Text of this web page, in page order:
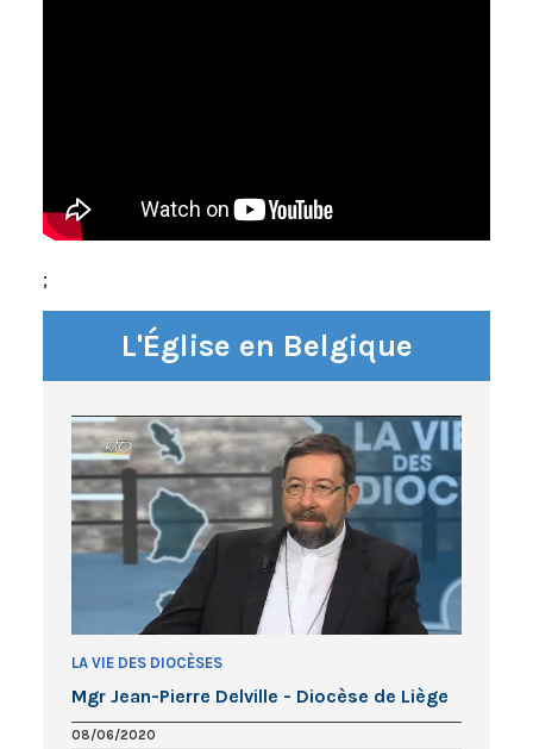
;
L'Église en Belgique
LA VIE DES DIOCÈSES
Mgr Jean-Pierre Delville - Diocèse de Liège
08/06/2020